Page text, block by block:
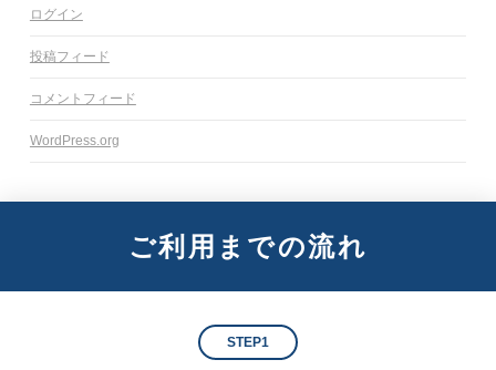
ログイン
投稿フィード
コメントフィード
WordPress.org
ご利用までの流れ
STEP1